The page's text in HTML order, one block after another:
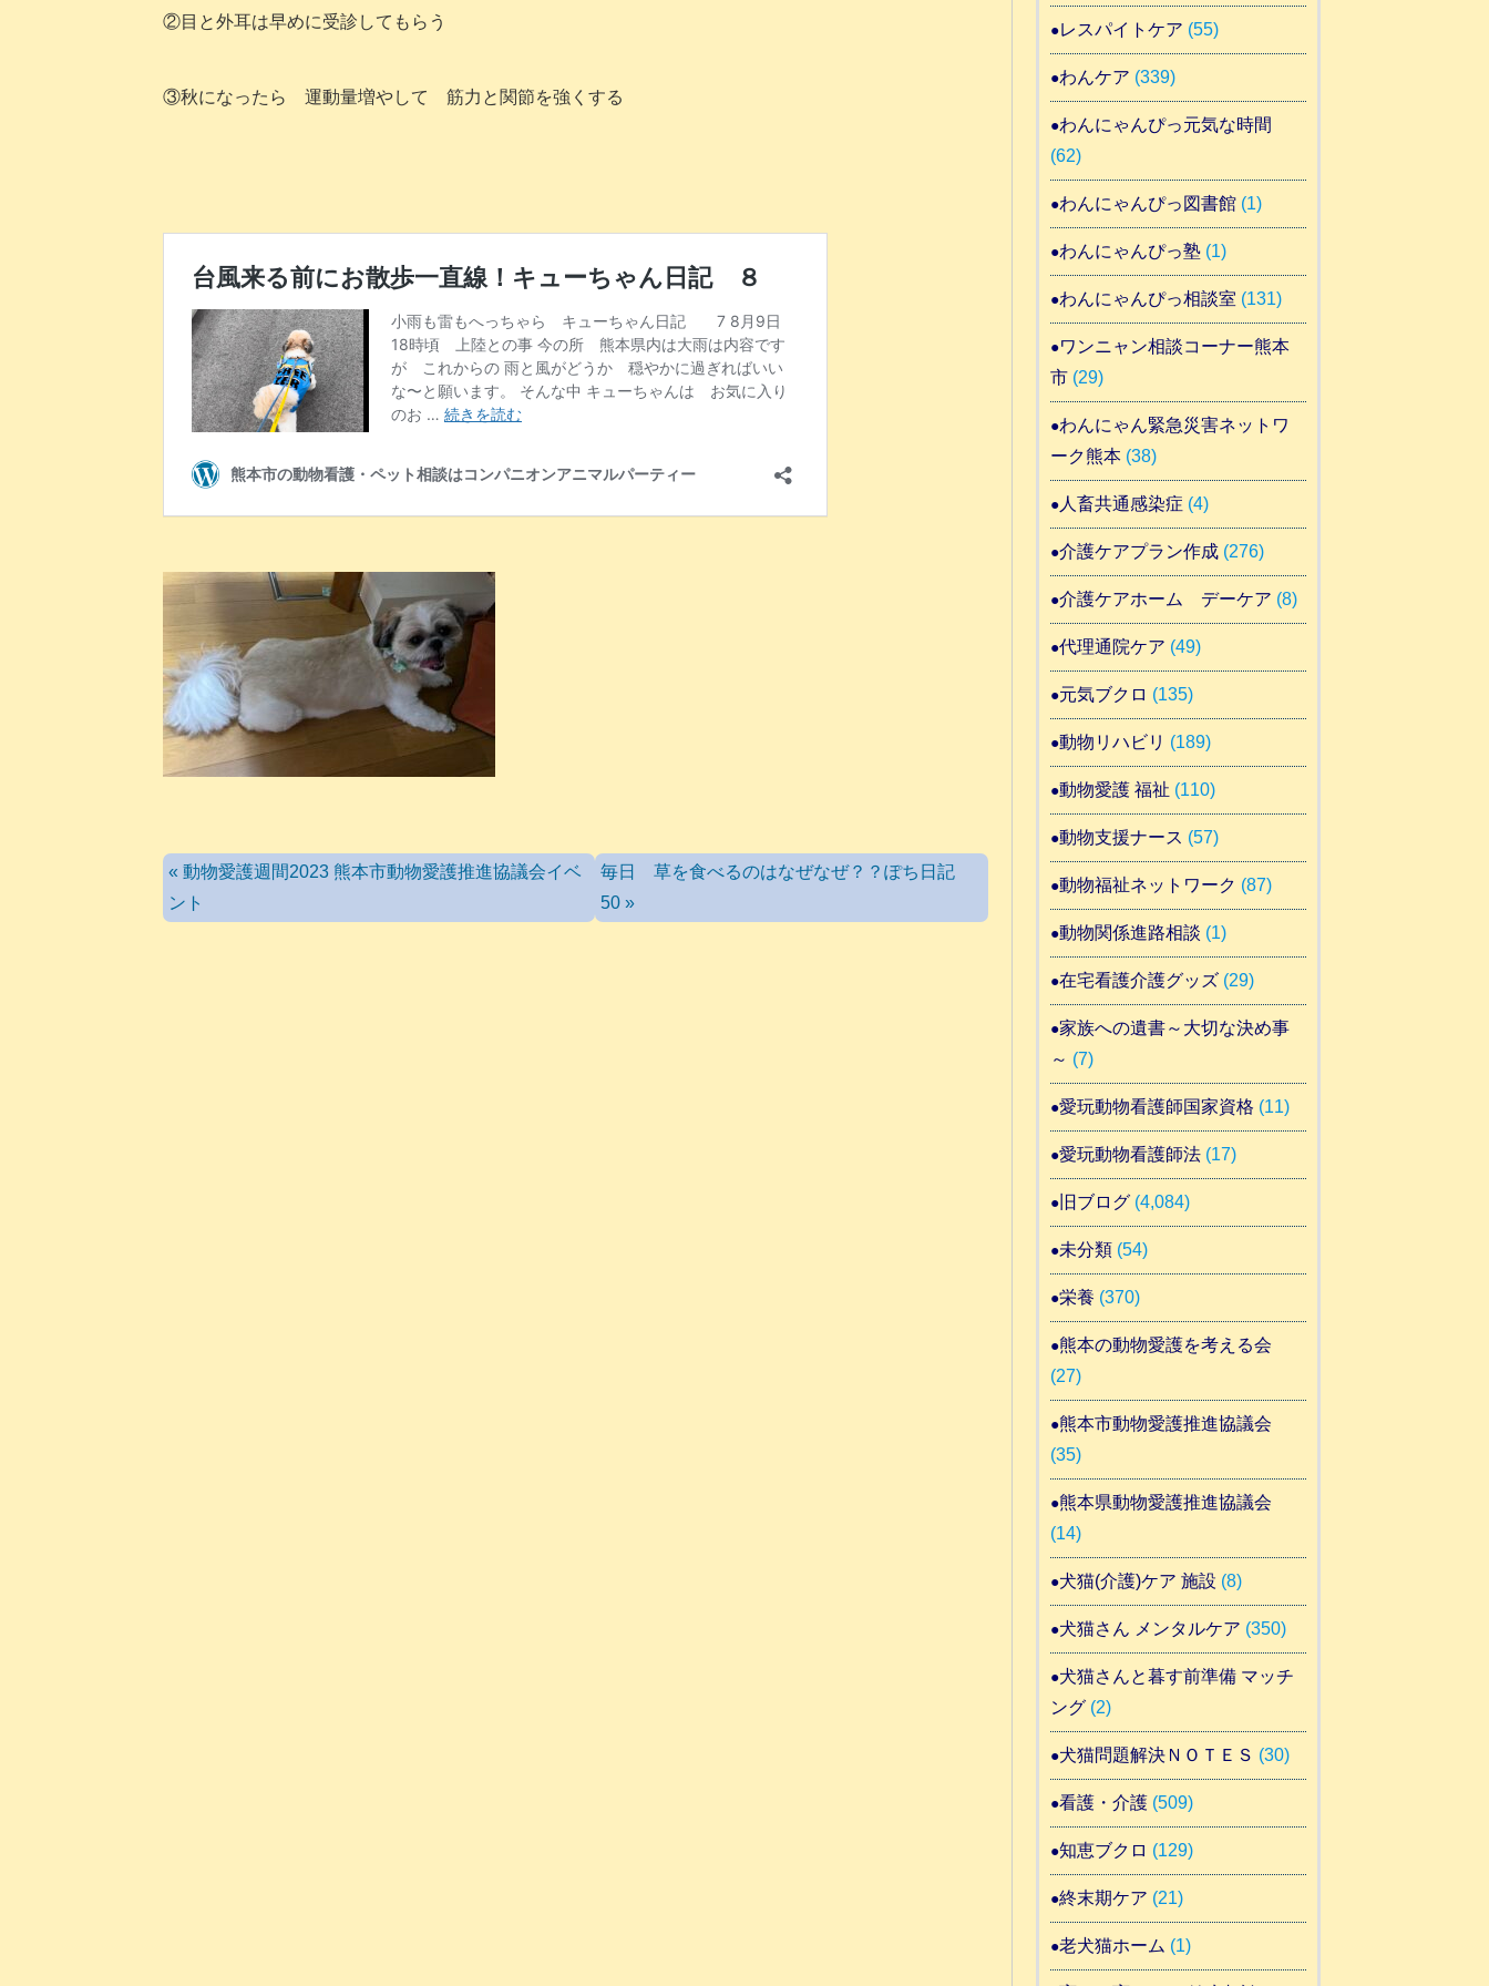
②目と外耳は早めに受診してもらう
③秋になったら 運動量増やして 筋力と関節を強くする
« 動物愛護週間2023 熊本市動物愛護推進協議会イベ
ント
毎日 草を食べるのはなぜなぜ？？ぽち日記
50 »
レスパイトケア (55)
わんケア (339)
わんにゃんぴっ元気な時間
(62)
わんにゃんぴっ図書館(1)
わんにゃんぴっ塾(1)
わんにゃんぴっ相談室 (131)
ワンニャン相談コーナー熊本
市(29)
わんにゃん緊急災害ネットワ
ーク熊本(38)
人畜共通感染症 (4)
介護ケアプラン作成(276)
介護ケアホーム デーケア (8)
代理通院ケア (49)
元気ブクロ (135)
動物リハビリ (189)
動物愛護 福祉 (110)
動物支援ナース (57)
動物福祉ネットワーク (87)
動物関係進路相談 (1)
在宅看護介護グッズ(29)
家族への遺書～大切な決め事
～ (7)
愛玩動物看護師国家資格 (11)
愛玩動物看護師法(17)
旧ブログ(4,084)
未分類(54)
栄養 (370)
熊本の動物愛護を考える会
(27)
熊本市動物愛護推進協議会
(35)
熊本県動物愛護推進協議会
(14)
犬猫(介護)ケア 施設 (8)
犬猫さん メンタルケア (350)
犬猫さんと暮す前準備 マッチ
ング(2)
犬猫問題解決ＮＯＴＥＳ (30)
看護・介護(509)
知恵ブクロ (129)
終末期ケア (21)
老犬猫ホーム (1)